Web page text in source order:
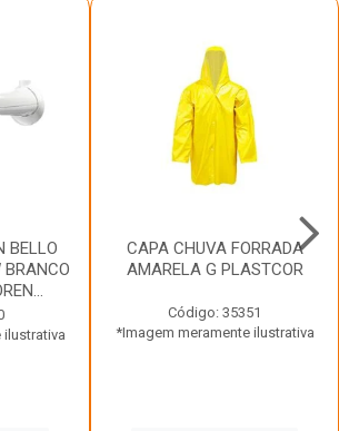
BELLO
ilustrativa
CAPA CHUVA FORRADA
AMARELA G PLASTCOR
Código: 35351
*Imagem meramente ilustrativa